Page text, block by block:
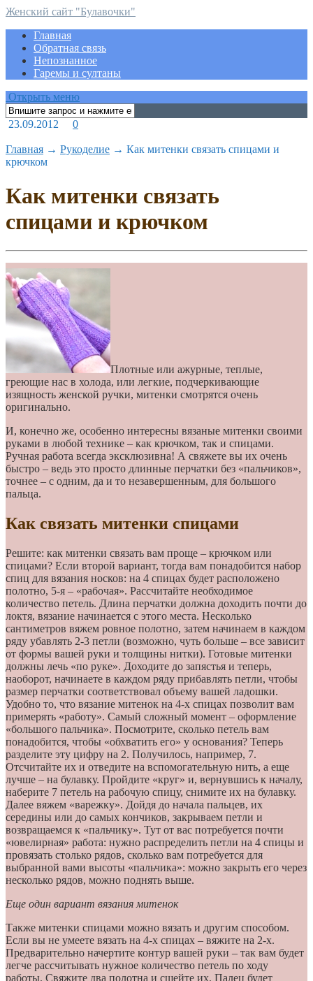
Женский сайт "Булавочки"
Главная
Обратная связь
Непознанное
Гаремы и султаны
Открыть меню
23.09.2012 0
Главная → Рукоделие → Как митенки связать спицами и
крючком
Как митенки связать
спицами и крючком
Плотные или ажурные, теплые,
греющие нас в холода, или легкие, подчеркивающие
изящность женской ручки, митенки смотрятся очень
оригинально.
И, конечно же, особенно интересны вязаные митенки своими
руками в любой технике – как крючком, так и спицами.
Ручная работа всегда эксклюзивна! А свяжете вы их очень
быстро – ведь это просто длинные перчатки без «пальчиков»,
точнее – с одним, да и то незавершенным, для большого
пальца.
Как связать митенки спицами
Решите: как митенки связать вам проще – крючком или
спицами? Если второй вариант, тогда вам понадобится набор
спиц для вязания носков: на 4 спицах будет расположено
полотно, 5-я – «рабочая». Рассчитайте необходимое
количество петель. Длина перчатки должна доходить почти до
локтя, вязание начинается с этого места. Несколько
сантиметров вяжем ровное полотно, затем начинаем в каждом
ряду убавлять 2-3 петли (возможно, чуть больше – все зависит
от формы вашей руки и толщины нитки). Готовые митенки
должны лечь «по руке». Доходите до запястья и теперь,
наоборот, начинаете в каждом ряду прибавлять петли, чтобы
размер перчатки соответствовал объему вашей ладошки.
Удобно то, что вязание митенок на 4-х спицах позволит вам
примерять «работу». Самый сложный момент – оформление
«большого пальчика». Посмотрите, сколько петель вам
понадобится, чтобы «обхватить его» у основания? Теперь
разделите эту цифру на 2. Получилось, например, 7.
Отсчитайте их и отведите на вспомогательную нить, а еще
лучше – на булавку. Пройдите «круг» и, вернувшись к началу,
наберите 7 петель на рабочую спицу, снимите их на булавку.
Далее вяжем «варежку». Дойдя до начала пальцев, их
середины или до самых кончиков, закрываем петли и
возвращаемся к «пальчику». Тут от вас потребуется почти
«ювелирная» работа: нужно распределить петли на 4 спицы и
провязать столько рядов, сколько вам потребуется для
выбранной вами высоты «пальчика»: можно закрыть его через
несколько рядов, можно поднять выше.
Еще один вариант вязания митенок
Также митенки спицами можно вязать и другим способом.
Если вы не умеете вязать на 4-х спицах – вяжите на 2-х.
Предварительно начертите контур вашей руки – так вам будет
легче рассчитывать нужное количество петель по ходу
работы. Свяжите два полотна и сшейте их. Палец будет